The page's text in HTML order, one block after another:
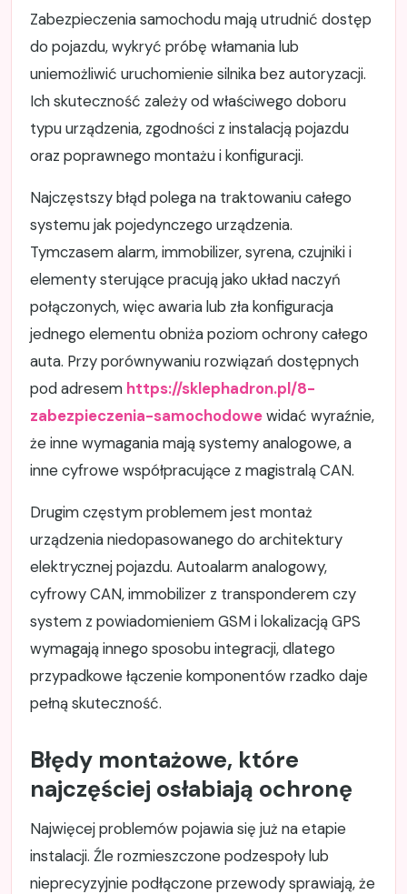
Zabezpieczenia samochodu mają utrudnić dostęp
do pojazdu, wykryć próbę włamania lub
uniemożliwić uruchomienie silnika bez autoryzacji.
Ich skuteczność zależy od właściwego doboru
typu urządzenia, zgodności z instalacją pojazdu
oraz poprawnego montażu i konfiguracji.
Najczęstszy błąd polega na traktowaniu całego
systemu jak pojedynczego urządzenia.
Tymczasem alarm, immobilizer, syrena, czujniki i
elementy sterujące pracują jako układ naczyń
połączonych, więc awaria lub zła konfiguracja
jednego elementu obniża poziom ochrony całego
auta. Przy porównywaniu rozwiązań dostępnych
pod adresem https://sklephadron.pl/8-
zabezpieczenia-samochodowewidać wyraźnie,
że inne wymagania mają systemy analogowe, a
inne cyfrowe współpracujące z magistralą CAN.
Drugim częstym problemem jest montaż
urządzenia niedopasowanego do architektury
elektrycznej pojazdu. Autoalarm analogowy,
cyfrowy CAN, immobilizer z transponderem czy
system z powiadomieniem GSM i lokalizacją GPS
wymagają innego sposobu integracji, dlatego
przypadkowe łączenie komponentów rzadko daje
pełną skuteczność.
Błędy montażowe, które
najczęściej osłabiają ochronę
Najwięcej problemów pojawia się już na etapie
instalacji. Źle rozmieszczone podzespoły lub
nieprecyzyjnie podłączone przewody sprawiają, że